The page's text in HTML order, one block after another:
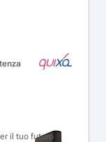
il tuo futuro